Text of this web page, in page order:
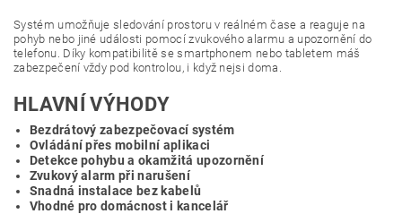
Systém umožňuje sledování prostoru v reálném čase a reaguje na
pohyb nebo jiné události pomocí zvukového alarmu a upozornění do
telefonu. Díky kompatibilitě se smartphonem nebo tabletem máš
zabezpečení vždy pod kontrolou, i když nejsi doma.
HLAVNÍ VÝHODY
Bezdrátový zabezpečovací systém
Ovládání přes mobilní aplikaci
Detekce pohybu a okamžitá upozornění
Zvukový alarm při narušení
Snadná instalace bez kabelů
Vhodné pro domácnost i kancelář